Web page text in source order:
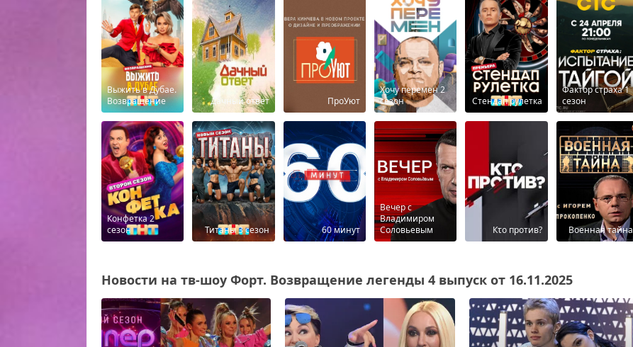
Выжить в Дубае.
Возвращение
Дачный ответ ПроУют
Хочу перемен 2
сезон
Стендап рулетка
Фактор страха 1
сезон
Конфетка 2
сезон
Титаны 3 сезон 60 минут
Вечер с
Владимиром
Соловьевым
Кτо против? Военная тайна
Новости на тв-шоу Форт. Возвращение легенды 4 выпуск от 16.11.2025